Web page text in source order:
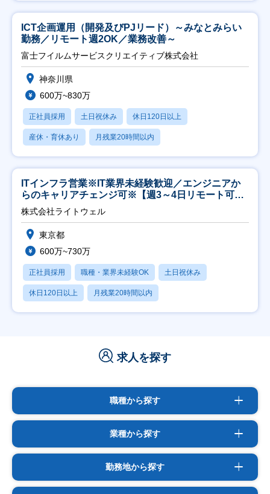
ICT企画運用（開発及びPJリード）～みなとみらい
勤務／リモート週2OK／業務改善～
富士フイルムサービスクリエイティブ株式会社
神奈川県
600万~830万
正社員採用 土日祝休み 休日120日以上
産休・育休あり 月残業20時間以内
ITインフラ営業※IT業界未経験歓迎／エンジニアか
らのキャリアチェンジ可※【週3～4日リモート可
能】
株式会社ライトウェル
東京都
600万~730万
正社員採用 職種・業界未経験OK 土日祝休み
休日120日以上 月残業20時間以内
求人を探す
職種から探す
業種から探す
勤務地から探す